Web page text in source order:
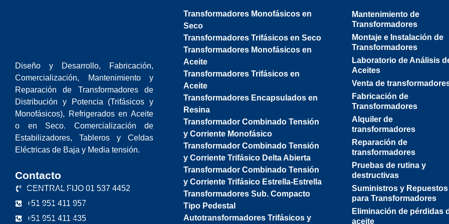
Diseño y Desarrollo, Fabricación,
Comercialización, Mantenimiento y
Reparación de Transformadores de
Distribución y Potencia (Trifásicos y
Monofásicos), Refrigerados en Aceite
o en Seco. Comercialización de
Estabilizadores, Tableros y Celdas
Eléctricas de Baja y Media tensión.
Contacto
CENTRAL FIJO 01 537 4452
+51 951 411 957
+51 951 411 435
Transformadores Monofásicos en
Seco
Transformadores Trifásicos en Seco
Transformadores Monofásicos en
Aceite
Transformadores Trifásicos en
Aceite
Transformadores Encapsulados en
Resina
Transformador Combinado Tensión
y Corriente Monofásico
Transformador Combinado Tensión
y Corriente Trifásico Delta Abierta
Transformador Combinado Tensión
y Corriente Trifásico Estrella-Estrella
Transformadores Sub. Compacto
Tipo Pedestal
Autotransformadores Trifásicos y
Mantenimiento de
Transformadores
Montaje e Instalación de
Transformadores
Laboratorio de Análisis
Aceites
Venta de
Fabricación de
Transformadores
Alquiler de
transformadores
Reparación de
transformadores
Pruebas de rutina y
destructivas
Suministros y Repuestos
para Transformadores
Eliminación de pérdidas
aceite